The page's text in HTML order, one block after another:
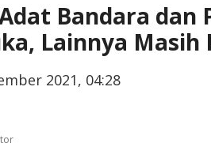
Bandara dan
Lainnya Masih
2021, 04:28